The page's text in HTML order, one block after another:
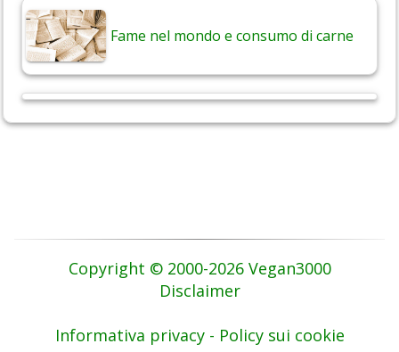
Fame nel mondo e consumo di carne
Copyright © 2000-2026 Vegan3000
Disclaimer
Informativa privacy - Policy sui cookie